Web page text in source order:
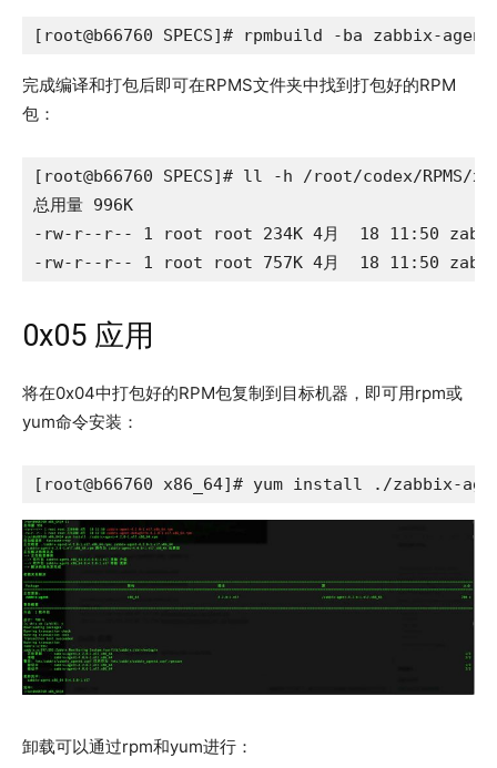
[root@b66760 SPECS]# rpmbuild -ba zabbix-
完成编译和打包后即可在RPMS文件夹中找到打包好的RPM
包：
[root@b66760 SPECS]# ll -h /root/codex/RPMS/
总用量 996K
-rw-r--r-- 1 root root 234K 4月  18 11:50
-rw-r--r-- 1 root root 757K 4月  18 11:50
0x05 应用
将在0x04中打包好的RPM包复制到目标机器，即可用rpm或
yum命令安装：
[root@b66760 x86_64]# yum install ./zabbix-
卸载可以通过rpm和yum进行：